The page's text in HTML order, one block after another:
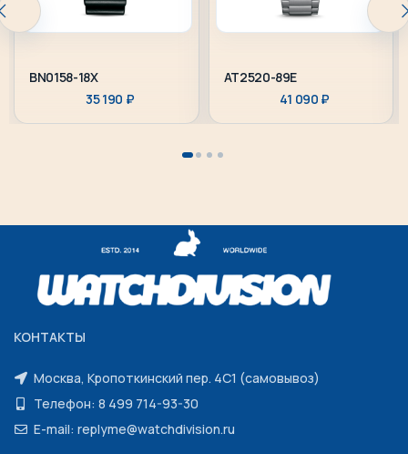
BN0158-18X
35 190 ₽
AT2520-89E
41 090 ₽
КОНТАКТЫ
Москва, Кропоткинский пер. 4С1 (самовывоз)
Телефон: 8 499 714-93-30
E-mail: replyme@watchdivision.ru